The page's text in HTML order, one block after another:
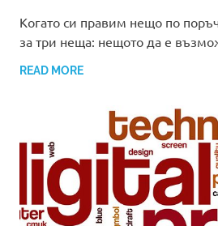
Когато си правим нещо по
за три неща: нещото да е
READ MORE